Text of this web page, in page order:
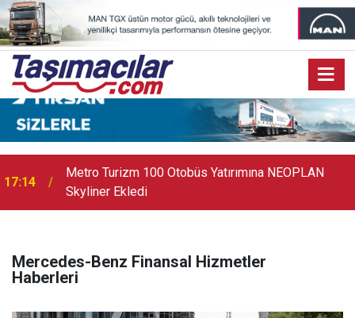
17:14
Metro Turizm 100 Otobüs Yatırımına NEOPLAN
Skyliner Ekledi
Mercedes-Benz Finansal Hizmetler
Haberleri